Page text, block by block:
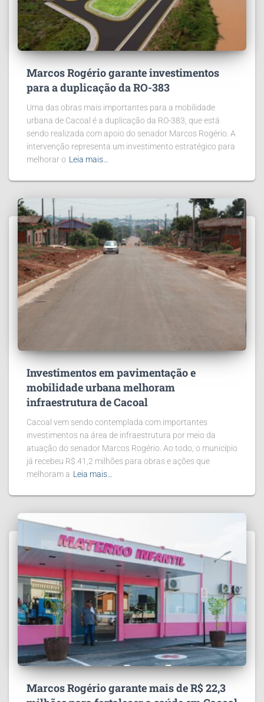
Marcos Rogério garante investimentos
para a duplicação da RO-383
Uma das obras mais importantes para a mobilidade
urbana de Cacoal é a duplicação da RO-383, que está
sendo realizada com apoio do senador Marcos Rogério. A
intervenção representa um investimento estratégico para
melhorar o Leia mais…
Investimentos em pavimentação e
mobilidade urbana melhoram
infraestrutura de Cacoal
Cacoal vem sendo contemplada com importantes
investimentos na área de infraestrutura por meio da
atuação do senador Marcos Rogério. Ao todo, o município
já recebeu R$ 41,2 milhões para obras e ações que
melhoram a Leia mais…
Marcos Rogério garante mais de R$ 22,3